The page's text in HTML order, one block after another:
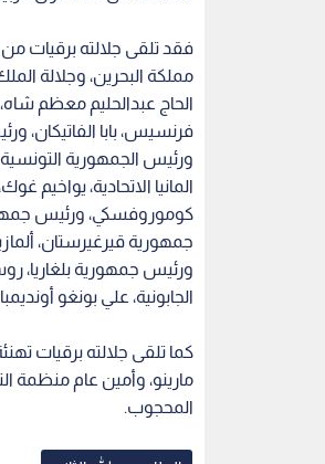
فقد تلقى جلالته برقيات
مملكة البحرين، وجلالة
الحاج عبدالحليم معظم شاه،
فرنسيس، بابا الفاتيكان،
ورئيس الجمهورية
المانيا الاتحادية،
كوموروفسكي، ورئيس
جمهورية قيرغيرستان،
ورئيس جمهورية بلغاريا،
الجابونية، علي بونغو
كما تلقى جلالته برقيات
مارينو، وأمين عام منظمة
المحجوب.